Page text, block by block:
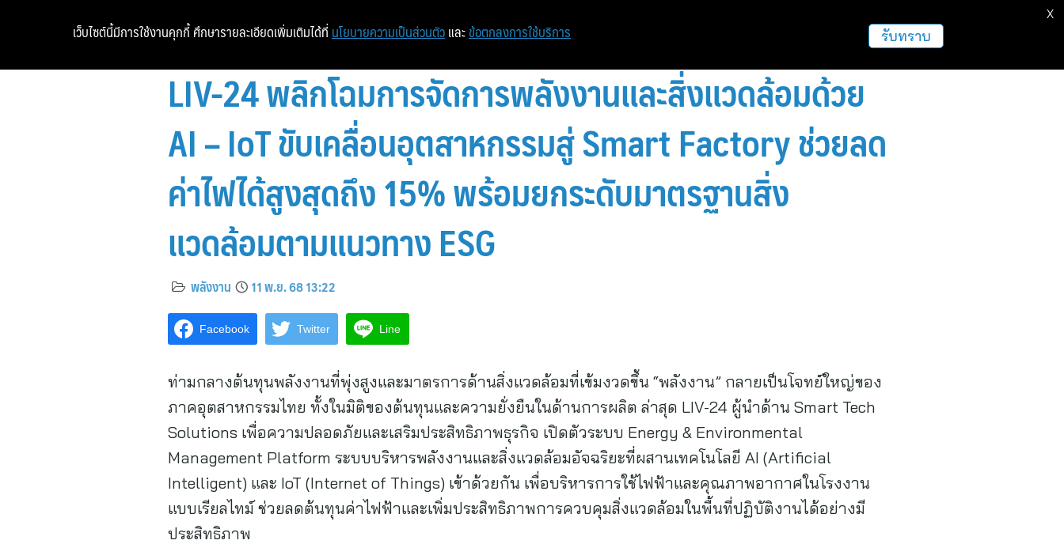
หน้าแรก ท่องเที่ยว ฝากข่าวประชาสัมพันธ์
LIV-24 พลิกโฉมการจัดการพลังงานและสิ่งแวดล้อมด้วย
AI – IoT ขับเคลื่อนอุตสาหกรรมสู่ Smart Factory ช่วยลด
ค่าไฟได้สูงสุดถึง 15% พร้อมยกระดับมาตรฐานสิ่ง
แวดล้อมตามแนวทาง ESG
พลังงาน 11 พ.ย. 68 13:22
Facebook Twitter Line
ท่ามกลางต้นทุนพลังงานที่พุ่งสูงและมาตรการด้านสิ่งแวดล้อมที่เข้มงวดขึ้น “พลังงาน” กลายเป็นโจทย์ใหญ่ของ
ภาคอุตสาหกรรมไทย ทั้งในมิติของต้นทุนและความยั่งยืนในด้านการผลิต ล่าสุด LIV-24 ผู้นำด้าน Smart Tech
Solutions เพื่อความปลอดภัยและเสริมประสิทธิภาพธุรกิจ เปิดตัวระบบ Energy & Environmental
Management Platform ระบบบริหารพลังงานและสิ่งแวดล้อมอัจฉริยะที่ผสานเทคโนโลยี AI (Artificial
Intelligent) และ IoT (Internet of Things) เข้าด้วยกัน เพื่อบริหารการใช้ไฟฟ้าและคุณภาพอากาศในโรงงาน
แบบเรียลไทม์ ช่วยลดต้นทุนค่าไฟฟ้าและเพิ่มประสิทธิภาพการควบคุมสิ่งแวดล้อมในพื้นที่ปฏิบัติงานได้อย่างมี
ประสิทธิภาพ
เว็บไซต์นี้มีการใช้งานคุกกี้ ศึกษารายละเอียดเพิ่มเติมได้ที่ นโยบายความเป็นส่วนตัว และ ข้อตกลงการใช้บริการ รับทราบ
X